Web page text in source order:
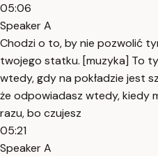
05:06
Speaker A
Chodzi o to, by nie pozwolić
twojego statku. [muzyka] To
wtedy, gdy na pokładzie jest
że odpowiadasz wtedy, kiedy
razu, bo czujesz
05:21
Speaker A